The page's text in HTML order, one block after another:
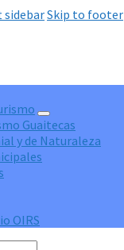
sidebarSkip to footer
Guaitecas
y de Naturaleza
OIRS